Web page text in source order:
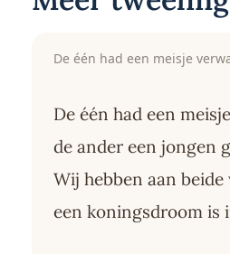
De één had een meisje
De één had een
de ander een jongen
Wij hebben aan beide
een koningsdroom is